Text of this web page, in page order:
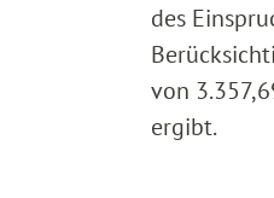
des
von
ergibt.